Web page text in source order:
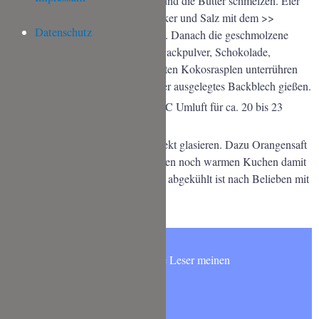
Datenschutz
zusammen mit Zucker, Vanillinzucker und Salz mit dem >>
Handrührgerät* schaumig rühren. Danach die geschmolzene
Butter unterrühren. Zuletzt Mehl, Backpulver, Schokolade,
Orangenabrieb und die eingeweichten Kokosrasplen unterrühren
und den Teig auf ein mit Backpapier ausgelegtes Backblech gießen.
Im vorgeheizten Backofen bei 180°C Umluft für ca. 20 bis 23
Nach dem Backen den Kuchen direkt glasieren. Dazu Orangensaft
und Puderzucker vermischen und den noch warmen Kuchen damit
einstreichen. Nachdem der Kuchen abgekühlt ist nach Belieben mit
Möchtest Du wie 6000 andere Leser meinen